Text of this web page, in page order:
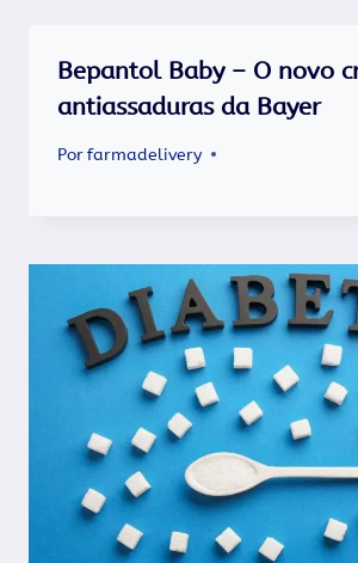
Bepantol Baby – O novo
antiassaduras da Bayer
Porfarmadelivery